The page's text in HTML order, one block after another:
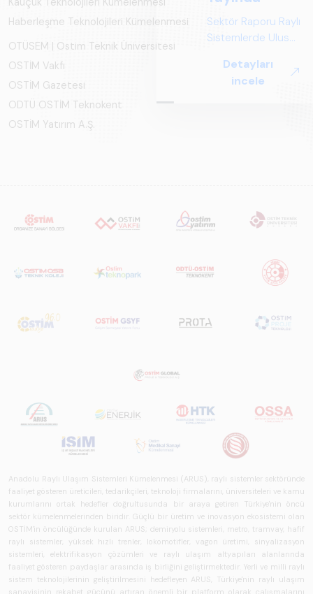
Sektör Raporu Raylı
Sistemlerde Ulusal
Perspektif ARUS
tarafından
sistemler
sektörünü teknoloji
ekosistem yapısı
ve gelecek
biçimde ele alan
Detayları
incele
Haberleşme Teknolojileri Kümelenmesi
OTÜSEM | Ostim Teknik Üniversitesi
OSTİM Vakfı
OSTİM Gazetesi
ODTÜ OSTİM Teknokent
OSTİM Yatırım A.Ş.
Anadolu Raylı Ulaşım Sistemleri Kümelenmesi (ARUS), raylı sistemler sektöründe
faaliyet gösteren üreticileri, tedarikçileri, teknoloji firmalarını, üniversiteleri ve kamu
kurumlarını ortak hedefler doğrultusunda bir araya getiren Türkiye'nin öncü
sektör kümelenmelerinden biridir. Güçlü bir üretim ve inovasyon ekosistemi olan
OSTİM'in öncülüğünde kurulan ARUS; demiryolu sistemleri, metro, tramvay, hafif
raylı sistemler, yüksek hızlı trenler, lokomotifler, vagon üretimi, sinyalizasyon
sistemleri, elektrifikasyon çözümleri ve raylı ulaşım altyapıları alanlarında
faaliyet gösteren paydaşlar arasında iş birliğini geliştirmektedir. Yerli ve milli raylı
sistem teknolojilerinin geliştirilmesini hedefleyen ARUS, Türkiye'nin raylı ulaşım
sanayisinin rekabet gücünü artıran önemli bir platform olarak çalışmalarını